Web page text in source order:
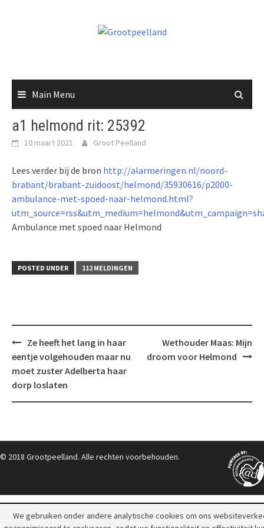
Main Menu
a1 helmond rit: 25392
10 maart 2021 Groot Peelland
Lees verder bij de bron http://alarmeringen.nl/noord-
brabant/brabant-zuidoost/helmond/35930616/p2000-
ambulance-met-spoed-naar-helmond.html?
Ambulance met spoed naar Helmond
POSTED UNDER 112 MELDINGEN
Post
navigation
Ze heeft het lang in haar
eentje volgehouden maar nu
moet zuster Adelberta haar
dorp loslaten
Wethouder Maas: Mijn
droom voor Helmond
© 2018 Grootpeelland. Alle rechten voorbehouden.
We gebruiken onder andere analytische cookies om ons